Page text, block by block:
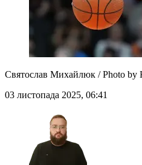
Святослав Михайлюк / Photo by
03 листопада 2025, 06:41